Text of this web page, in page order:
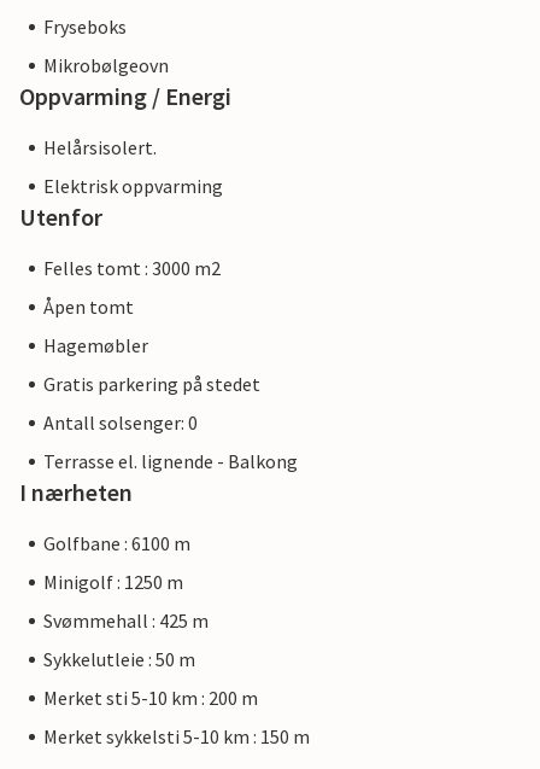
Fryseboks
Mikrobølgeovn
Oppvarming / Energi
Helårsisolert.
Elektrisk oppvarming
Utenfor
Felles tomt : 3000 m2
Åpen tomt
Hagemøbler
Gratis parkering på stedet
Antall solsenger: 0
Terrasse el. lignende - Balkong
I nærheten
Golfbane : 6100 m
Minigolf : 1250 m
Svømmehall : 425 m
Sykkelutleie : 50 m
Merket sti 5-10 km : 200 m
Merket sykkelsti 5-10 km : 150 m